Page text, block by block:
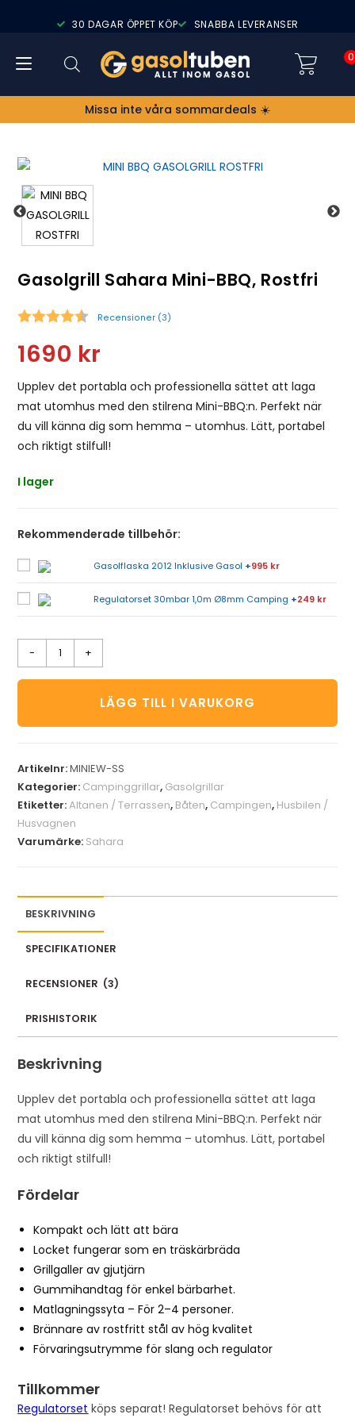
30 DAGAR ÖPPET KÖP SNABBA LEVERANSER
0
Missa inte våra sommardeals ☀️
Gasolgrill Sahara Mini-BBQ, Rostfri
Recensioner (3)
1690 kr
Upplev det portabla och professionella sättet att laga
mat utomhus med den stilrena Mini-BBQ:n. Perfekt när
du vill känna dig som hemma – utomhus. Lätt, portabel
och riktigt stilfull!
I lager
Rekommenderade tillbehör:
Gasolflaska 2012 Inklusive Gasol +995 kr
Regulatorset 30mbar 1,0m Ø8mm Camping +249 kr
- +
LÄGG TILL I VARUKORG
Artikelnr:MINIEW-SS
Kategorier: Campinggrillar, Gasolgrillar
Etiketter:Altanen / Terrassen, Båten, Campingen, Husbilen /
Husvagnen
Varumärke: Sahara
BESKRIVNING
SPECIFIKATIONER
RECENSIONER (3)
PRISHISTORIK
Beskrivning
Upplev det portabla och professionella sättet att laga
mat utomhus med den stilrena Mini-BBQ:n. Perfekt när
du vill känna dig som hemma – utomhus. Lätt, portabel
och riktigt stilfull!
Fördelar
Kompakt och lätt att bära
Locket fungerar som en träskärbräda
Grillgaller av gjutjärn
Gummihandtag för enkel bärbarhet.
Matlagningssyta – För 2–4 personer.
Brännare av rostfritt stål av hög kvalitet
Förvaringsutrymme för slang och regulator
Tillkommer
Regulatorset köps separat! Regulatorset behövs för att